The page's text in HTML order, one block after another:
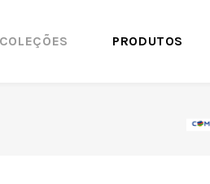
COLEÇÕES PRODUTOS